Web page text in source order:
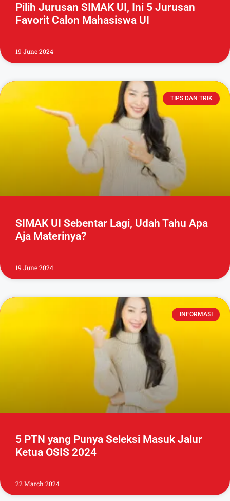
Pilih Jurusan SIMAK UI, Ini 5 Jurusan
Favorit Calon Mahasiswa UI
19 June 2024
TIPS DAN TRIK
SIMAK UI Sebentar Lagi, Udah Tahu Apa
Aja Materinya?
19 June 2024
INFORMASI
5 PTN yang Punya Seleksi Masuk Jalur
Ketua OSIS 2024
22 March 2024